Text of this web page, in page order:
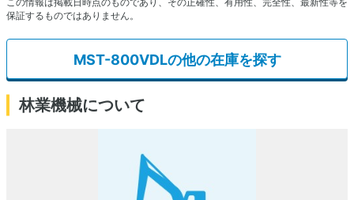
保証するものではありません。
MST-800VDLの他の在庫を探す
林業機械について